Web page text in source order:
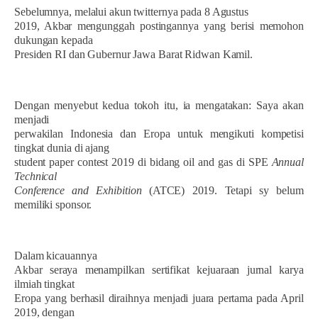
Sebelumnya, melalui akun twitternya pada 8 Agustus
2019, Akbar mengunggah postingannya yang berisi memohon
dukungan kepada
Presiden RI dan Gubernur Jawa Barat Ridwan Kamil.
Dengan menyebut kedua tokoh itu, ia mengatakan: Saya akan
menjadi
perwakilan Indonesia dan Eropa untuk mengikuti kompetisi
tingkat dunia di ajang
student paper contest 2019 di bidang oil and gas di SPE Annual
Technical
Conference and Exhibition(ATCE) 2019. Tetapi sy belum
memiliki sponsor.
Dalam kicauannya
Akbar seraya menampilkan sertifikat kejuaraan jurnal karya
ilmiah tingkat
Eropa yang berhasil diraihnya menjadi juara pertama pada April
2019, dengan